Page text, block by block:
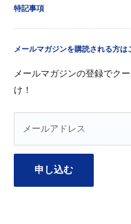
LOMBARD ロンバード
MON FAVORI モンファボリ
TOMINAGAオリジナル
シーニュカメリン
ワイン
オリーブオイル
お菓子
メープルシロップ
配送について
FAQ
お問い合わせ
特記事項
特定商取引法に関する表記
プライバシーポリシー
返金ポリシー
メールマガジンを購読される方は
メールマガジンの登録でク
け！
メールアドレス
申し込む